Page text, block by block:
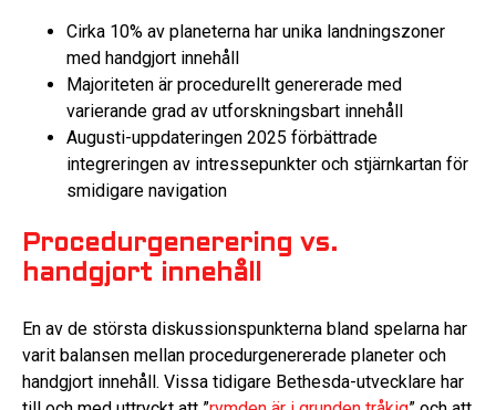
Cirka 10% av planeterna har unika landningszoner
med handgjort innehåll
Majoriteten är procedurellt genererade med
varierande grad av utforskningsbart innehåll
Augusti-uppdateringen 2025 förbättrade
integreringen av intressepunkter och stjärnkartan för
smidigare navigation
Procedurgenerering vs.
handgjort innehåll
En av de största diskussionspunkterna bland spelarna har
varit balansen mellan procedurgenererade planeter och
handgjort innehåll. Vissa tidigare Bethesda-utvecklare har